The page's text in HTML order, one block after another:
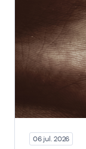
06 jul. 2026